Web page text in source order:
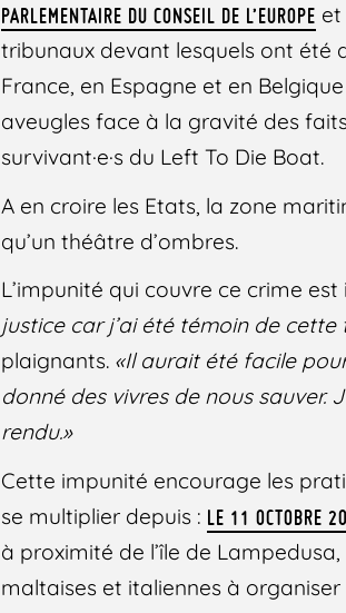
PARLEMENTAIRE DU CONSEIL DE L’EUROPE et
tribunaux devant lesquels ont été
France, en Espagne et en
aveugles face à la gravité des
survivant·e·s du Left To Die Boat.
A en croire les Etats, la zone
qu’un théâtre d’ombres.
L’impunité qui couvre ce crime
justice car j’ai été témoin de cette
plaignants. «Il aurait été facile
donné des vivres de nous sauver.
rendu.»
Cette impunité encourage les
se multiplier depuis : LE 11 OCTOBRE
à proximité de l’île de
maltaises et italiennes à